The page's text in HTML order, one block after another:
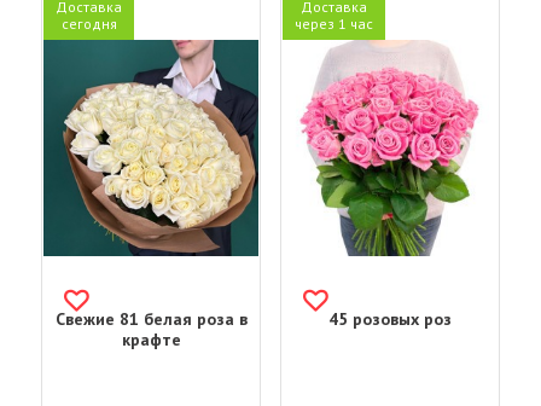
Доставка
сегодня
Свежие 81 белая роза в
крафте
Доставка
через 1 час
45 розовых роз